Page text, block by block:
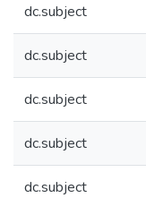
dc.subject
dc.subject
dc.subject
dc.subject
dc.subject